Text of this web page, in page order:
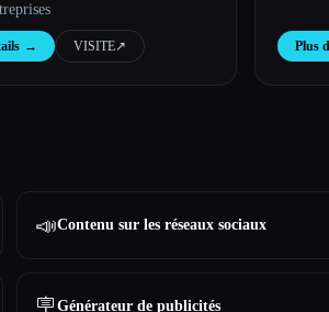
→ VISITE↗︎ Plus
📣Contenu sur les réseaux sociaux
🪧 Générateur de publicités